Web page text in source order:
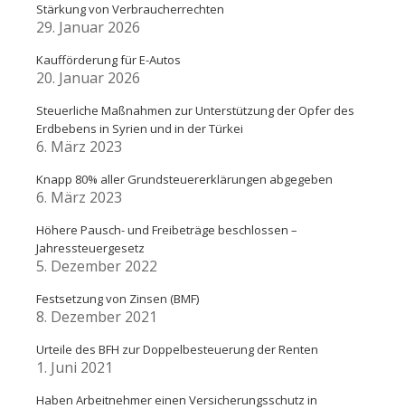
Stärkung von Verbraucherrechten
29. Januar 2026
Kaufförderung für E-Autos
20. Januar 2026
Steuerliche Maßnahmen zur Unterstützung der Opfer des
Erdbebens in Syrien und in der Türkei
6. März 2023
Knapp 80% aller Grundsteuererklärungen abgegeben
6. März 2023
Höhere Pausch- und Freibeträge beschlossen –
Jahressteuergesetz
5. Dezember 2022
Festsetzung von Zinsen (BMF)
8. Dezember 2021
Urteile des BFH zur Doppelbesteuerung der Renten
1. Juni 2021
Haben Arbeitnehmer einen Versicherungsschutz in